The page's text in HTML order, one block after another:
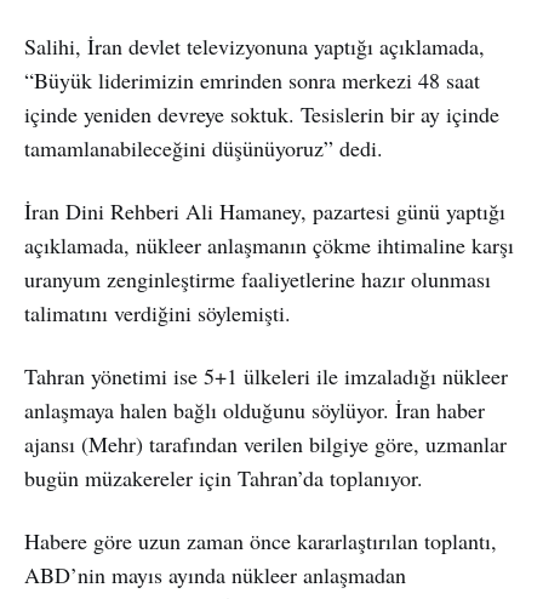
Salihi, İran devlet televizyonuna yaptığı açıklamada,
“Büyük liderimizin emrinden sonra merkezi 48 saat
içinde yeniden devreye soktuk. Tesislerin bir ay içinde
tamamlanabileceğini düşünüyoruz” dedi.
İran Dini Rehberi Ali Hamaney, pazartesi günü yaptığı
açıklamada, nükleer anlaşmanın çökme ihtimaline karşı
uranyum zenginleştirme faaliyetlerine hazır olunması
talimatını verdiğini söylemişti.
Tahran yönetimi ise 5+1 ülkeleri ile imzaladığı nükleer
anlaşmaya halen bağlı olduğunu söylüyor. İran haber
ajansı (Mehr) tarafından verilen bilgiye göre, uzmanlar
bugün müzakereler için Tahran’da toplanıyor.
Habere göre uzun zaman önce kararlaştırılan toplantı,
ABD’nin mayıs ayında nükleer anlaşmadan